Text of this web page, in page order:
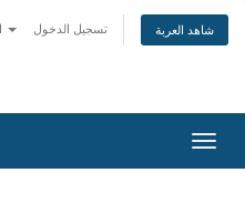
تسجيل الدخول شاهد العربة